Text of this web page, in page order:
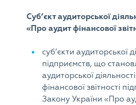
Суб’єкт аудиторської
«Про аудит фінансової
суб’єкти аудиторської
підприємств, що
аудиторської
фінансової звітності
Закону України «Про